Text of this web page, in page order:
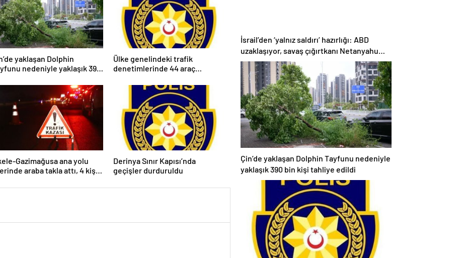
yaklaşan Dolphin
nedeniyle yaklaşık 390
Ülke genelindeki trafik
denetimlerinde 44 araç
tutuklandı
Gazimağusa ana yolu
araba takla attı, 4 kişi
Derinya Sınır Kapısı’nda
geçişler durduruldu
İsrail’den ‘yalnız saldırı’ hazırlığı: ABD
uzaklaşıyor, savaş çığırtkanı Netanyahu
kana doymuyor
Çin’de yaklaşan Dolphin Tayfunu nedeniyle
yaklaşık 390 bin kişi tahliye edildi